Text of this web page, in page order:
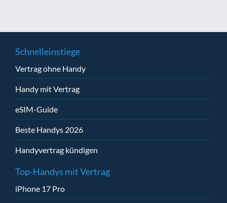
Schnelleinstiege
Vertrag ohne Handy
Handy mit Vertrag
eSIM-Guide
Beste Handys 2026
Handyvertrag kündigen
Top-Handys mit Vertrag
iPhone 17 Pro